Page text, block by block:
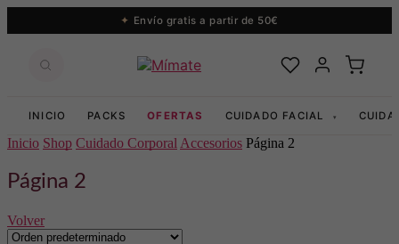
Envío gratis a partir de 50€
INICIO PACKS OFERTAS CUIDADO FACIAL ▾
Inicio Shop Cuidado Corporal Accesorios Página 2
Página 2
Volver